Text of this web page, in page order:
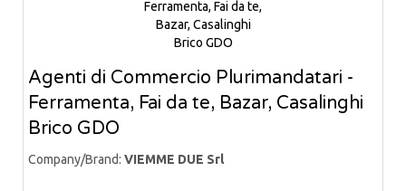
Agenti di Commercio Plurimandatari -
Ferramenta, Fai da te, Bazar, Casalinghi
Brico GDO
Company/Brand: VIEMME DUE Srl